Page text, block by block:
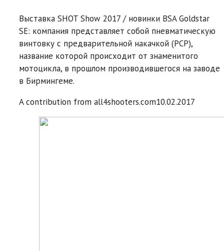
Выставка SHOT Show 2017 / новинки BSA Goldstar
SE: компания представляет собой пневматическую
винтовку с предварительной накачкой (PCP),
название которой происходит от знаменитого
мотоцикла, в прошлом производившегося на заводе
в Бирмингеме.
A contribution from all4shooters.com10.02.2017